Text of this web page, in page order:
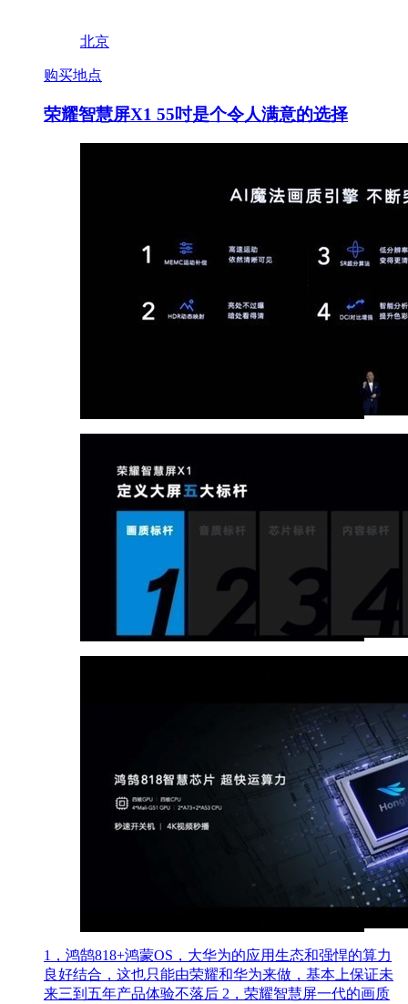
北京
购买地点
荣耀智慧屏X1 55吋是个令人满意的选择
1，鸿鹄818+鸿蒙OS，大华为的应用生态和强悍的算力
良好结合，这也只能由荣耀和华为来做，基本上保证未
来三到五年产品体验不落后 2，荣耀智慧屏一代的画质